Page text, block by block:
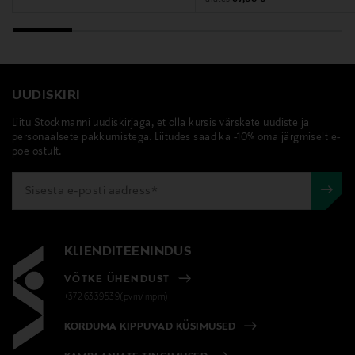
UUDISKIRI
Liitu Stockmanni uudiskirjaga, et olla kursis värskete uudiste ja
personaalsete pakkumistega. Liitudes saad ka -10% oma järgmiselt e-
poe ostult.
KLIENDITEENINDUS
VÕTKE ÜHENDUST
+372 6339539(pvm/mpm)
KORDUMA KIPPUVAD KÜSIMUSED